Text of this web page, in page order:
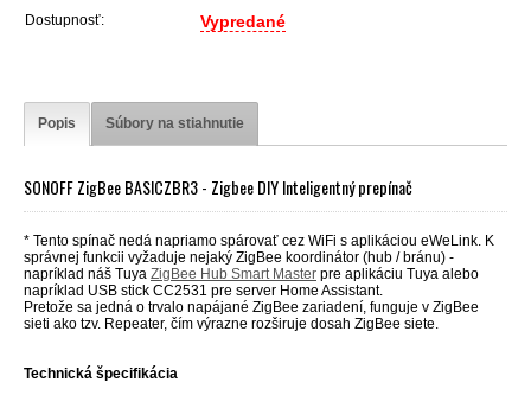
Dostupnosť: Vypredané
Popis Súbory na stiahnutie
SONOFF ZigBee BASICZBR3 - Zigbee DIY Inteligentný prepínač
* Tento spínač nedá napriamo spárovať cez WiFi s aplikáciou eWeLink. K
správnej funkcii vyžaduje nejaký ZigBee koordinátor (hub / bránu) -
napríklad náš Tuya ZigBee Hub Smart Master pre aplikáciu Tuya alebo
napríklad USB stick CC2531 pre server Home Assistant.
Pretože sa jedná o trvalo napájané ZigBee zariadení, funguje v ZigBee
sieti ako tzv. Repeater, čím výrazne rozširuje dosah ZigBee siete.
Technická špecifikácia